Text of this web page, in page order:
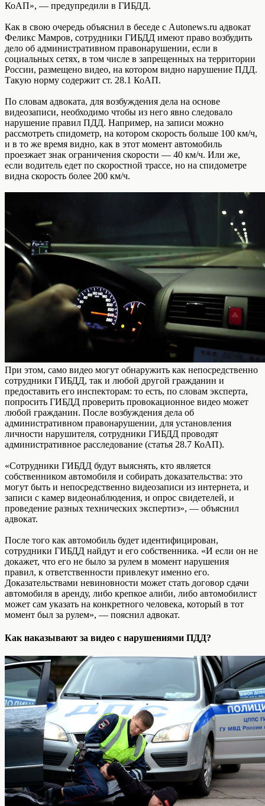
КоАП», — предупредили в ГИБДД.
Как в свою очередь объяснил в беседе с Autonews.ru адвокат
Феликс Мамров, cотрудники ГИБДД имеют право возбудить
дело об административном правонарушении, если в
социальных сетях, в том числе в запрещенных на территории
России, размещено видео, на котором видно нарушение ПДД.
Такую норму содержит ст. 28.1 КоАП.
По словам адвоката, для возбуждения дела на основе
видеозаписи, необходимо чтобы из него явно следовало
нарушение правил ПДД. Например, на записи можно
рассмотреть спидометр, на котором скорость больше 100 км/ч,
и в то же время видно, как в этот момент автомобиль
проезжает знак ограничения скорости — 40 км/ч. Или же,
если водитель едет по скоростной трассе, но на спидометре
видна скорость более 200 км/ч.
При этом, само видео могут обнаружить как непосредственно
сотрудники ГИБДД, так и любой другой гражданин и
предоставить его инспекторам: то есть, по словам эксперта,
попросить ГИБДД проверить провокационное видео может
любой гражданин. После возбуждения дела об
административном правонарушении, для установления
личности нарушителя, сотрудники ГИБДД проводят
административное расследование (статья 28.7 КоАП).
«Сотрудники ГИБДД будут выяснять, кто является
собственником автомобиля и собирать доказательства: это
могут быть и непосредственно видеозаписи из интернета, и
записи с камер видеонаблюдения, и опрос свидетелей, и
проведение разных технических экспертиз», — объяснил
адвокат.
После того как автомобиль будет идентифицирован,
сотрудники ГИБДД найдут и его собственника. «И если он не
докажет, что его не было за рулем в момент нарушения
правил, к ответственности привлекут именно его.
Доказательствами невиновности может стать договор сдачи
автомобиля в аренду, либо крепкое алиби, либо автомобилист
может сам указать на конкретного человека, который в тот
момент был за рулем», — пояснил адвокат.
Как наказывают за видео с нарушениями ПДД?